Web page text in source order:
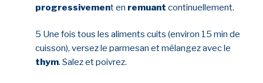
progressivement en remuant continuellement.
5 Une fois tous les aliments cuits (environ 15 min de
cuisson), versez le parmesan et mélangez avec le
thym. Salez et poivrez.